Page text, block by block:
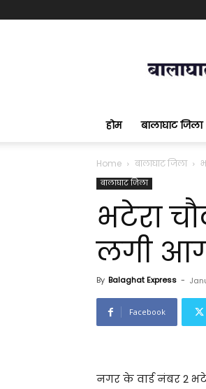
होम बालाघाट जिला
Home बालाघाट जिला
बालाघाट जिला
भटेरा
लगी
By Balaghat Express -
Facebook
नगर के वार्ड नंबर 2